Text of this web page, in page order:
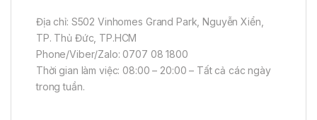
Địa chỉ: S502 Vinhomes Grand Park, Nguyễn Xiển,
TP. Thủ Đức, TP.HCM
Phone/Viber/Zalo: 0707 08 1800
Thời gian làm việc: 08:00 – 20:00 – Tất cả các ngày
trong tuần.